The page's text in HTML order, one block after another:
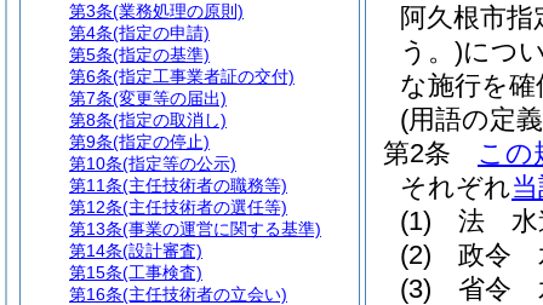
阿久根市
う。)につ
な施行を
(用語の定
第2条
この
それぞれ
(1)
法 水
(2)
政令
(3)
省令
第3条(業務処理の原則)
第4条(指定の申請)
第5条(指定の基準)
第6条(指定工事業者証の交付)
第7条(変更等の届出)
第8条(指定の取消し)
第9条(指定の停止)
第10条(指定等の公示)
第11条(主任技術者の職務等)
第12条(主任技術者の選任等)
第13条(事業の運営に関する基準)
第14条(設計審査)
第15条(工事検査)
第16条(主任技術者の立会い)